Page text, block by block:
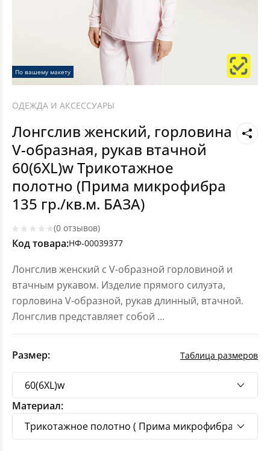
По вашему макету
ОДЕЖДА И АКСЕССУАРЫ
Лонгслив женский, горловина
V-образная, рукав втачной
60(6XL)w Трикотажное
полотно (Прима микрофибра
135 гр./кв.м. БАЗА)
(0 отзывов)
Код товара:НФ-00039377
Лонгслив женский с V-образной горловиной и
втачным рукавом. Изделие прямого силуэта,
горловина V-образной, рукав длинный, втачной.
Лонгслив представляет собой ...
Размер: Таблица размеров
Материал: